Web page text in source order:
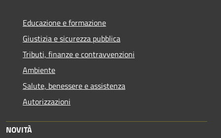
Educazione e formazione
Giustizia e sicurezza pubblica
Tributi, finanze e contravvenzioni
Ambiente
Salute, benessere e assistenza
Autorizzazioni
NOVITÀ